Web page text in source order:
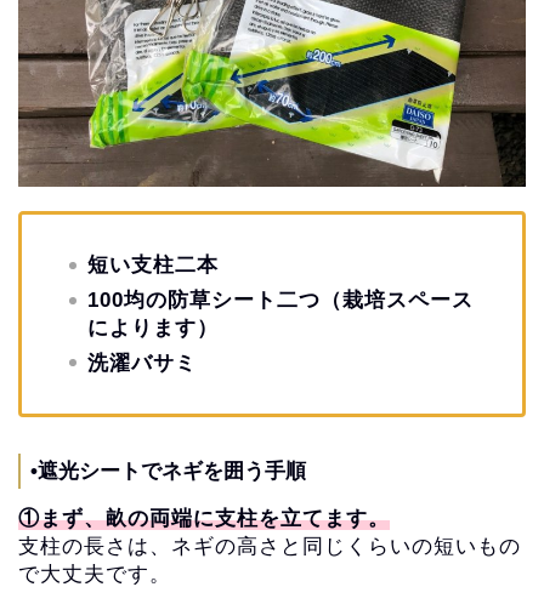
短い支柱二本
100均の防草シート二つ（栽培スペース
によります）
洗濯バサミ
•遮光シートでネギを囲う手順
①まず、畝の両端に支柱を立てます。
支柱の長さは、ネギの高さと同じくらいの短いもの
で大丈夫です。